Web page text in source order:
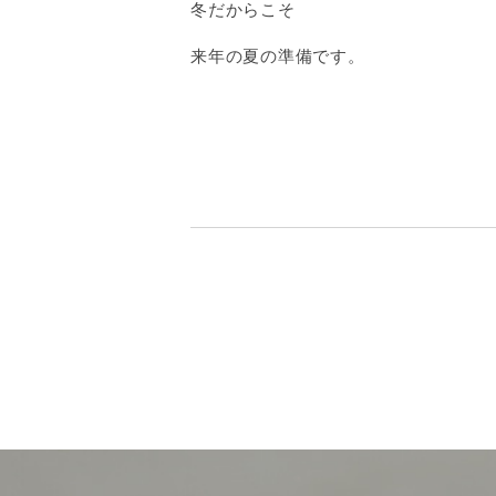
冬だからこそ
来年の夏の準備です。